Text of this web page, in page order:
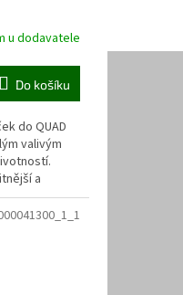
u dodavatele
Do košíku
do QUAD
valivým
a